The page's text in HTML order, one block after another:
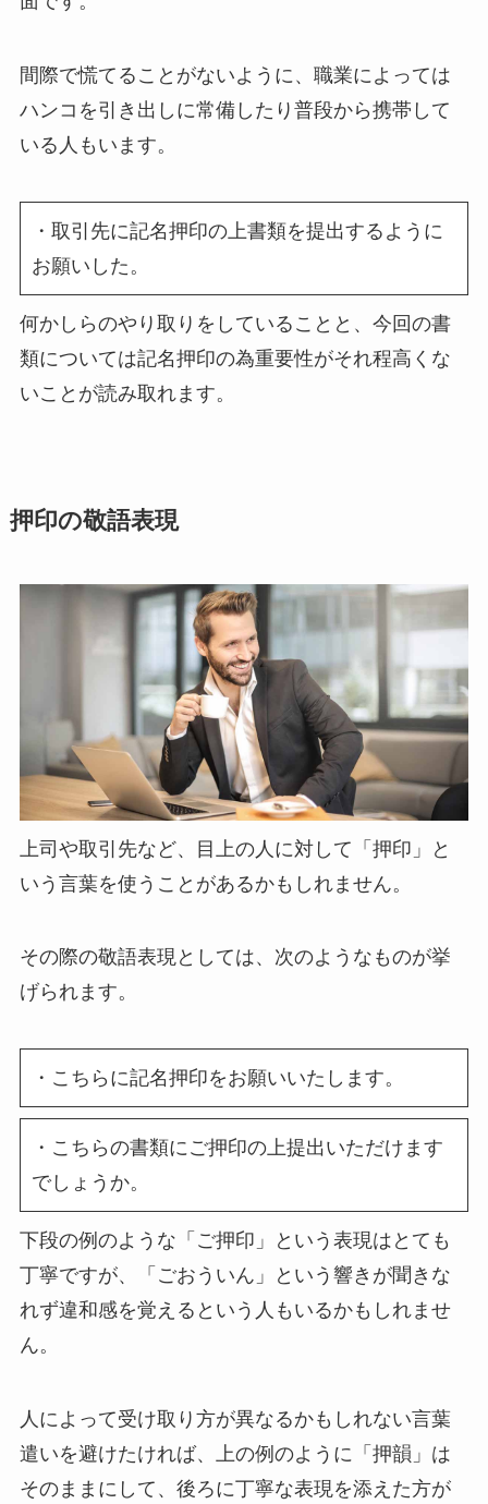
間際で慌てることがないように、職業によっては
ハンコを引き出しに常備したり普段から携帯して
いる人もいます。
・取引先に記名押印の上書類を提出するように
お願いした。
何かしらのやり取りをしていることと、今回の書
類については記名押印の為重要性がそれ程高くな
いことが読み取れます。
押印の敬語表現
上司や取引先など、目上の人に対して「押印」と
いう言葉を使うことがあるかもしれません。
その際の敬語表現としては、次のようなものが挙
げられます。
・こちらに記名押印をお願いいたします。
・こちらの書類にご押印の上提出いただけます
でしょうか。
下段の例のような「ご押印」という表現はとても
丁寧ですが、「ごおういん」という響きが聞きな
れず違和感を覚えるという人もいるかもしれませ
ん。
人によって受け取り方が異なるかもしれない言葉
遣いを避けたければ、上の例のように「押韻」は
そのままにして、後ろに丁寧な表現を添えた方が